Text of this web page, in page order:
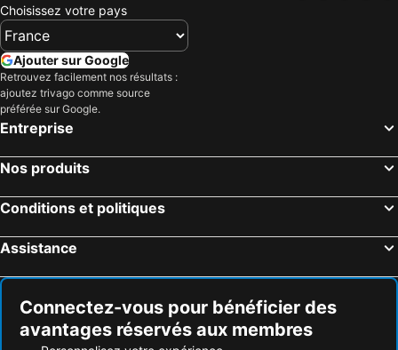
Choisissez votre pays
Ajouter sur Google
Retrouvez facilement nos résultats :
ajoutez trivago comme source
préférée sur Google.
Entreprise
Nos produits
Conditions et politiques
Assistance
Connectez-vous pour bénéficier des
avantages réservés aux membres